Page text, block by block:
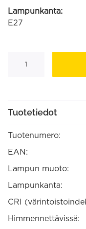
Lampunkanta:
E27
amber
1800K
määrä
Tuotetiedot
Tuotenumero:
EAN:
Lampun muoto:
Lampunkanta:
CRI
Himmennettävissä: